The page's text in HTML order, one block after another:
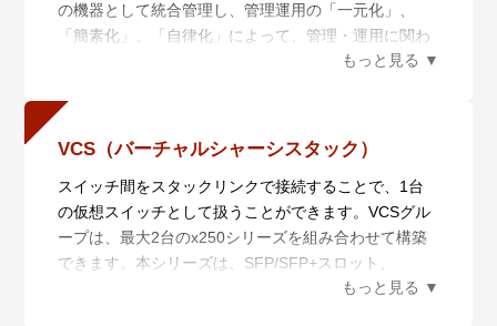
の機器として統合管理し、管理運用の「一元化」、
「簡素化」、「自律化」によって、管理・運用に関わ
るコストの削減を実現するネットワーク仮想化機能で
管理されるAMF Plusメンバーからなり、6つの機能に
よりネットワークの統合管理を行います。
また、AMF Plusは日々ネットワークの状態を収集分析
によって学習し、AT-Vista Manager EXと組み合わせ
てお使いいただくことで、あらかじめ定義されたポリ
シーを用いて自動的にネットワークを最適な状態に保
ちます。蓄積したデータを数値化することにより、担
当者の経験で行われていた業務を平易な作業に落とし
VCS（バーチャルシャーシスタック）
スイッチ間をスタックリンクで接続することで、1台
の仮想スイッチとして扱うことができます。VCSグル
ープは、最大2台のx250シリーズを組み合わせて構築
できます。本シリーズは、SFP/SFP+スロット、
100/1000/2.5G/5G/10GBASE-Tポートのいずれかを用